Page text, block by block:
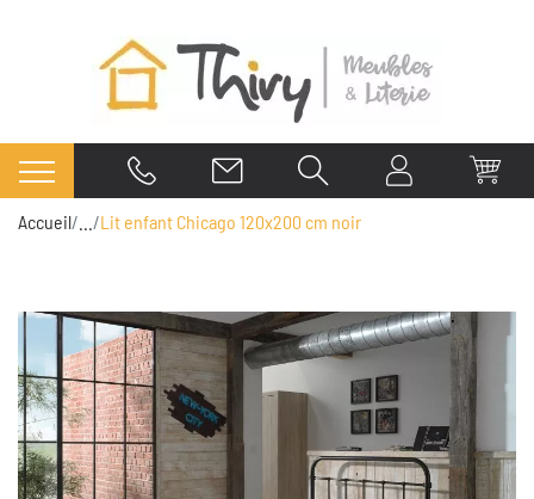
Accueil Lit enfant Chicago 120x200 cm noir